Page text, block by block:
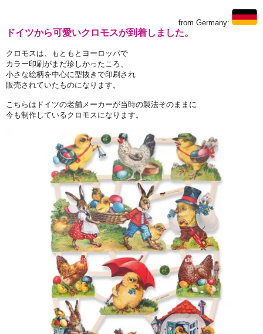
from Germany:
ドイツから可愛いクロモスが到着しました。
クロモスは、もともとヨーロッパで
カラー印刷がまだ珍しかったころ、
小さな絵柄を中心に型抜きで印刷され
販売されていたものになります。
こちらはドイツの老舗メーカーが当時の製法そのままに
今も制作しているクロモスになります。